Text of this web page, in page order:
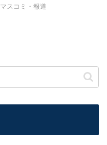
マスコミ・報道